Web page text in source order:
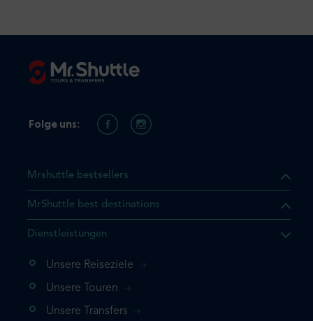
dass sich das Produkt, das
Warenkorb befindet.
einmal hinzufügen
Mrshuttle bestsellers
MrShuttle best destinations
Dienstleistungen
Unsere Reiseziele
Unsere Touren
Unsere Transfers
Folge uns: